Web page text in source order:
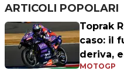
ARTICOLI POPOLARI
Toprak
caso: il
deriva,
MOTOGP